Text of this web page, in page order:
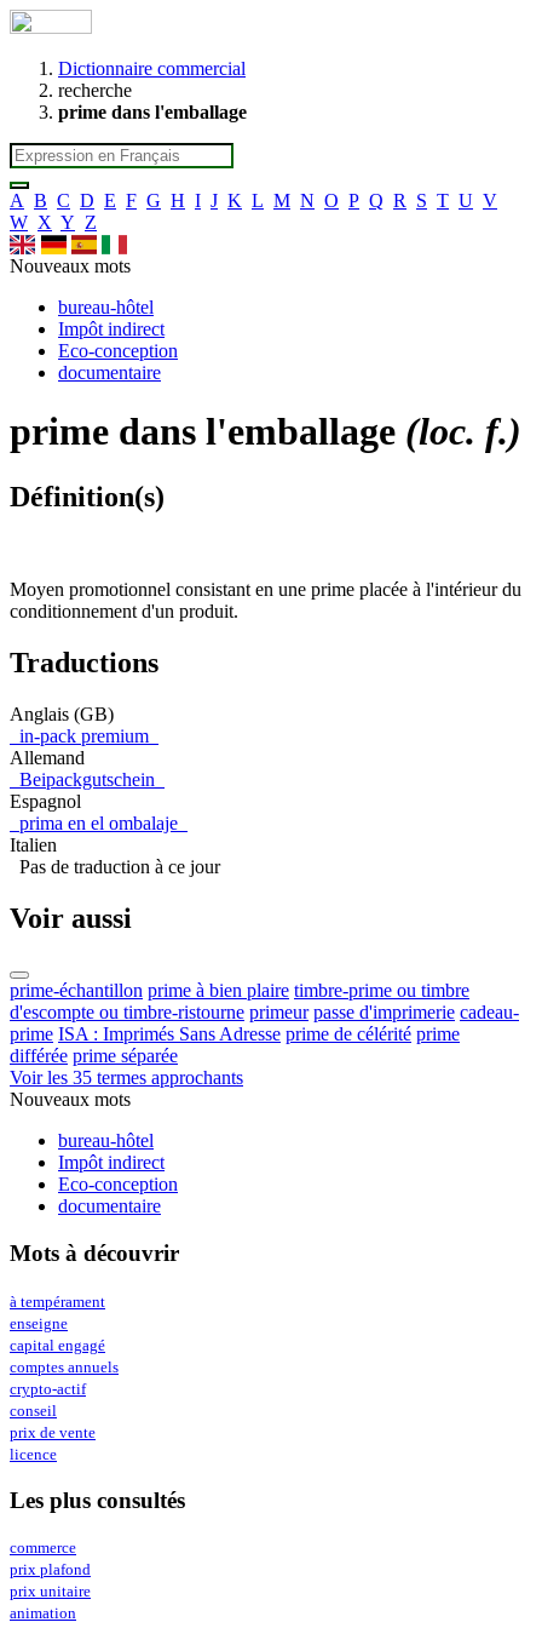
Dictionnaire commercial
recherche
prime dans l'emballage
A B C D E F G H I J K L M N O P Q R S T U V
W X Y Z
Nouveaux mots
bureau-hôtel
Impôt indirect
Eco-conception
documentaire
prime dans l'emballage (loc. f.)
Définition(s)
Moyen promotionnel consistant en une prime placée à l'intérieur du
conditionnement d'un produit.
Traductions
Anglais (GB)
in-pack premium
Allemand
Beipackgutschein
Espagnol
prima en el ombalaje
Italien
Pas de traduction à ce jour
Voir aussi
prime-échantillon prime à bien plaire timbre-prime ou timbre
d'escompte ou timbre-ristourne primeur passe d'imprimerie cadeau-
prime ISA : Imprimés Sans Adresse prime de célérité prime
différée prime séparée
Voir les 35 termes approchants
Nouveaux mots
bureau-hôtel
Impôt indirect
Eco-conception
documentaire
Mots à découvrir
à tempérament
enseigne
capital engagé
comptes annuels
crypto-actif
conseil
prix de vente
licence
Les plus consultés
commerce
prix plafond
prix unitaire
animation